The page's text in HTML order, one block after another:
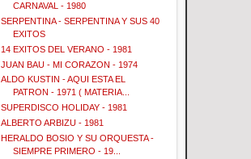
CARNAVAL - 1980
SERPENTINA - SERPENTINA Y SUS 40
EXITOS
14 EXITOS DEL VERANO - 1981
JUAN BAU - MI CORAZON - 1974
ALDO KUSTIN - AQUI ESTA EL
PATRON - 1971 ( MATERIA...
SUPERDISCO HOLIDAY - 1981
ALBERTO ARBIZU - 1981
HERALDO BOSIO Y SU ORQUESTA -
SIEMPRE PRIMERO - 19...